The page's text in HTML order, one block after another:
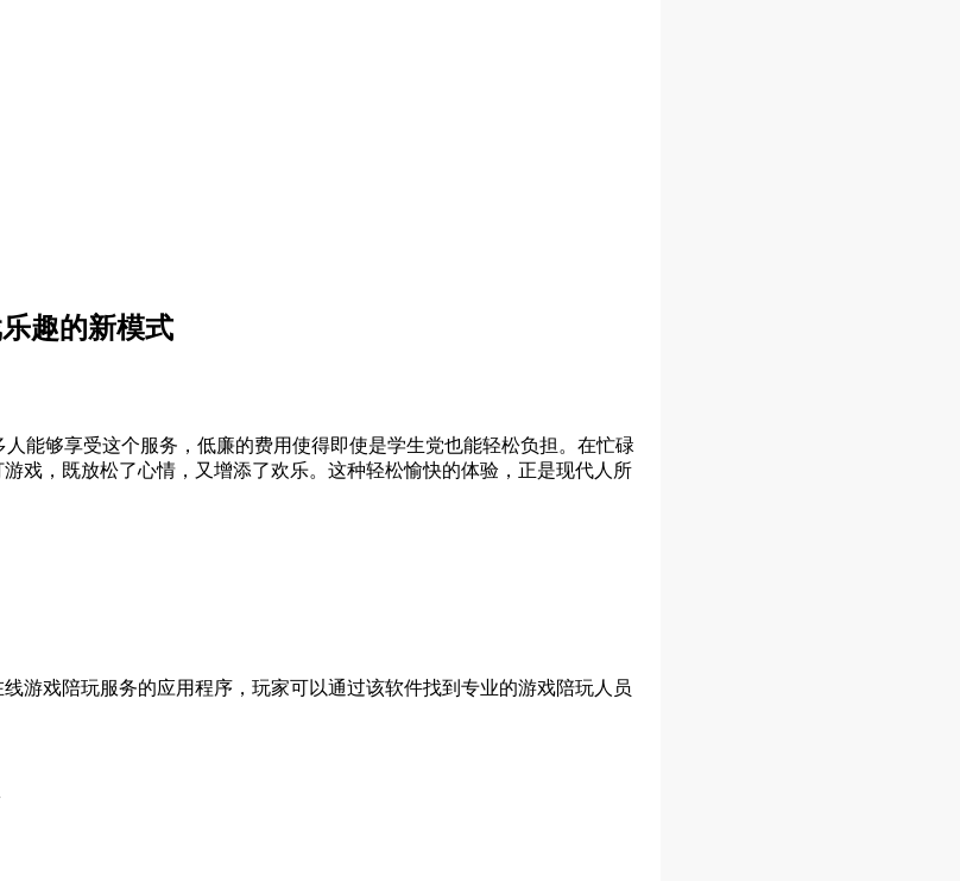
趣的新模式
能够享受这个服务，低廉的费用使得即使是学生党也能轻松负担。在忙碌
戏，既放松了心情，又增添了欢乐。这种轻松愉快的体验，正是现代人所
游戏陪玩服务的应用程序，玩家可以通过该软件找到专业的游戏陪玩人员